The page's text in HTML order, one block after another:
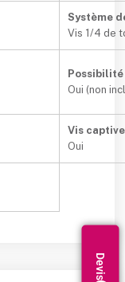
Système
Vis 1/4 de
Oui (non
Vis captive
Oui